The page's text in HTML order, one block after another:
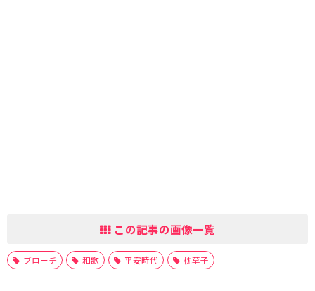
この記事の画像一覧
ブローチ 和歌 平安時代 枕草子